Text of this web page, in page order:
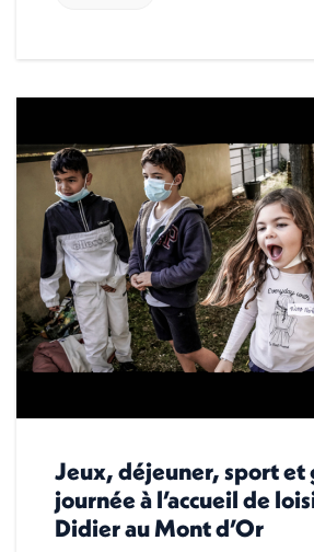
Jeux, déjeuner, sport et
journée à l’accueil de
Didier au Mont d’Or